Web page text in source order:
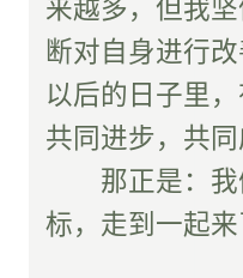
来越多，但我
断对自身进行
以后的日子里
共同进步，共
那正是：我
标，走到一起